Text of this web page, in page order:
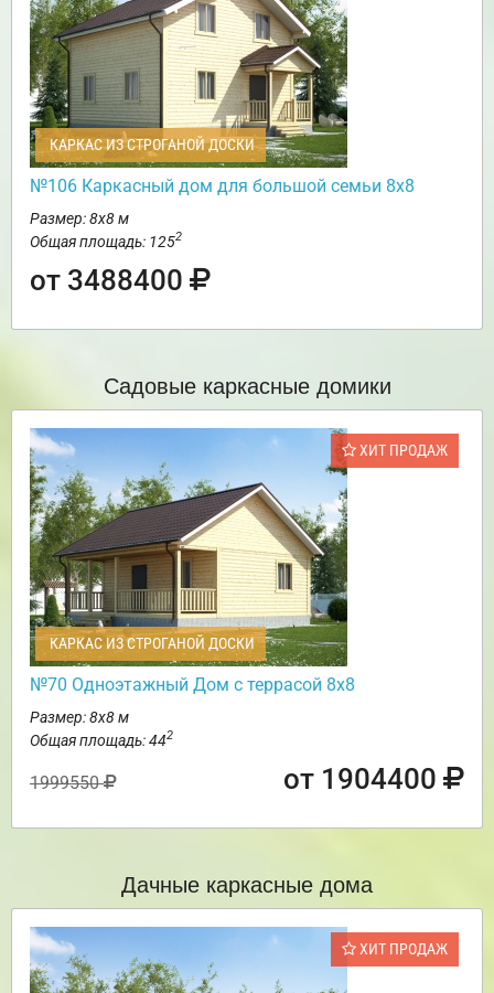
КАРКАС ИЗ СТРОГАНОЙ ДОСКИ
№106 Каркасный дом для большой семьи 8х8
Размер: 8х8 м
Общая площадь: 1252
от 3488400
Садовые каркасные домики
ХИТ ПРОДАЖ
КАРКАС ИЗ СТРОГАНОЙ ДОСКИ
№70 Одноэтажный Дом с террасой 8х8
Размер: 8х8 м
Общая площадь: 442
1999550 от 1904400
Дачные каркасные дома
ХИТ ПРОДАЖ